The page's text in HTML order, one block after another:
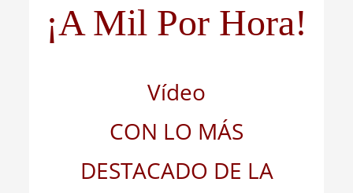
¡A Mil Por Hora!
Vídeo
CON LO MÁS
DESTACADO DE LA